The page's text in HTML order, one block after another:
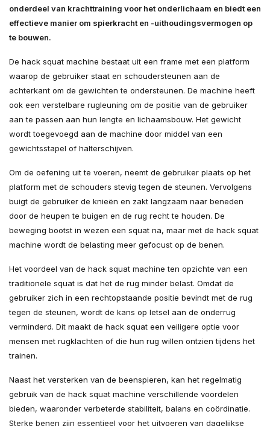
onderdeel van krachttraining voor het onderlichaam en biedt een
effectieve manier om spierkracht en -uithoudingsvermogen op
te bouwen.
De hack squat machine bestaat uit een frame met een platform
waarop de gebruiker staat en schoudersteunen aan de
achterkant om de gewichten te ondersteunen. De machine heeft
ook een verstelbare rugleuning om de positie van de gebruiker
aan te passen aan hun lengte en lichaamsbouw. Het gewicht
wordt toegevoegd aan de machine door middel van een
gewichtsstapel of halterschijven.
Om de oefening uit te voeren, neemt de gebruiker plaats op het
platform met de schouders stevig tegen de steunen. Vervolgens
buigt de gebruiker de knieën en zakt langzaam naar beneden
door de heupen te buigen en de rug recht te houden. De
beweging bootst in wezen een squat na, maar met de hack squat
machine wordt de belasting meer gefocust op de benen.
Het voordeel van de hack squat machine ten opzichte van een
traditionele squat is dat het de rug minder belast. Omdat de
gebruiker zich in een rechtopstaande positie bevindt met de rug
tegen de steunen, wordt de kans op letsel aan de onderrug
verminderd. Dit maakt de hack squat een veiligere optie voor
mensen met rugklachten of die hun rug willen ontzien tijdens het
trainen.
Naast het versterken van de beenspieren, kan het regelmatig
gebruik van de hack squat machine verschillende voordelen
bieden, waaronder verbeterde stabiliteit, balans en coördinatie.
Sterke benen zijn essentieel voor het uitvoeren van dagelijkse